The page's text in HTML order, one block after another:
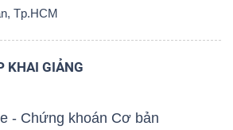
Tp.HCM
KHAI GIẢNG
- Chứng khoán Cơ bản